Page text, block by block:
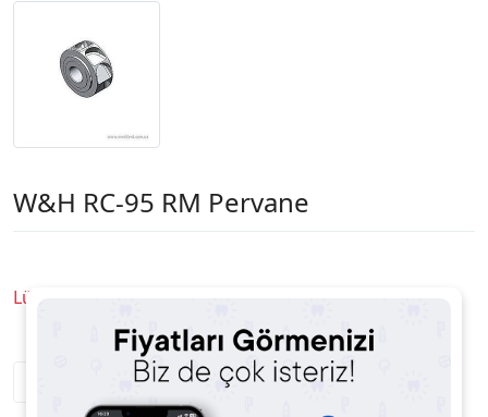
W&H RC-95 RM Pervane
Lütfen Fiyat Sorunuz
Satıcıya Soru Sor